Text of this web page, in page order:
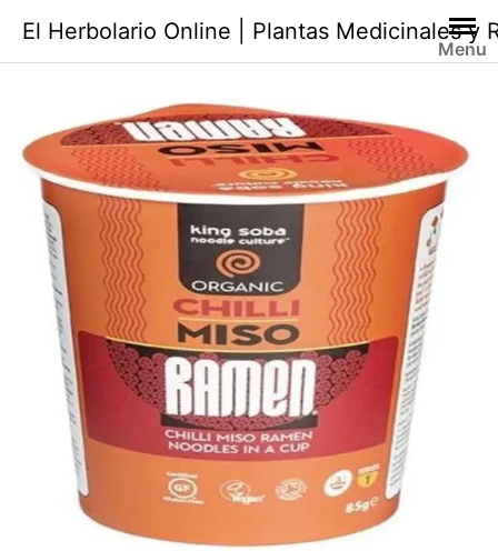
contenido
El Herbolario Online | Plantas Medicinales y
Menu